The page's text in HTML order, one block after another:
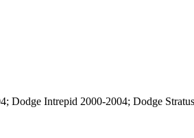
Dodge Intrepid 2000-2004; Dodge